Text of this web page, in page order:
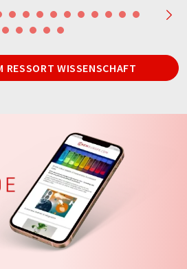
RESSORT WISSENSCHAFT